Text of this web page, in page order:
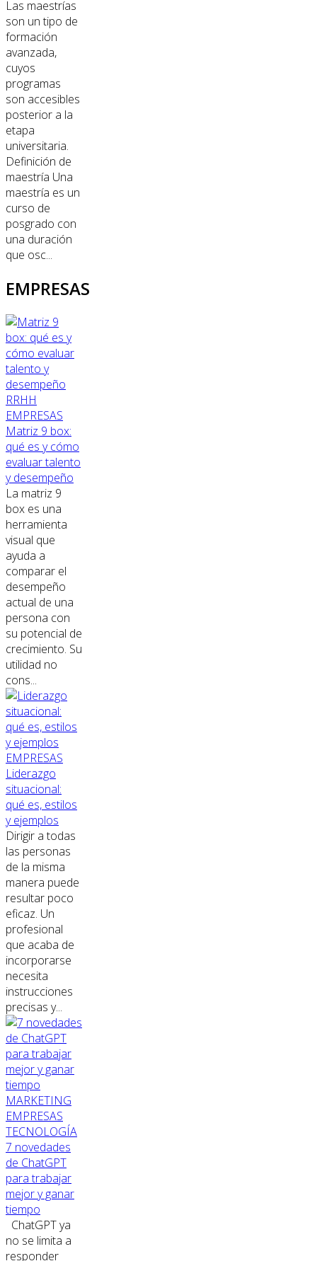
Las maestrías
son un tipo de
formación
avanzada,
cuyos
programas
son accesibles
posterior a la
etapa
universitaria.
Definición de
maestría Una
maestría es un
curso de
posgrado con
una duración
que osc...
EMPRESAS
RRHH
EMPRESAS
Matriz 9 box:
qué es y cómo
evaluar talento
y desempeño
La matriz 9
box es una
herramienta
visual que
ayuda a
comparar el
desempeño
actual de una
persona con
su potencial de
crecimiento. Su
utilidad no
cons...
EMPRESAS
Liderazgo
situacional:
qué es, estilos
y ejemplos
Dirigir a todas
las personas
de la misma
manera puede
resultar poco
eficaz. Un
profesional
que acaba de
incorporarse
necesita
instrucciones
precisas y...
MARKETING
EMPRESAS
TECNOLOGÍA
7 novedades
de ChatGPT
para trabajar
mejor y ganar
tiempo
ChatGPT ya
no se limita a
responder